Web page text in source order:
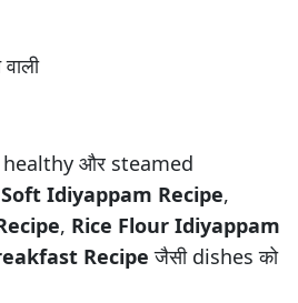
और steamed
Soft Idiyappam Recipe,
, Rice Flour Idiyappam
Recipe जैसी dishes को